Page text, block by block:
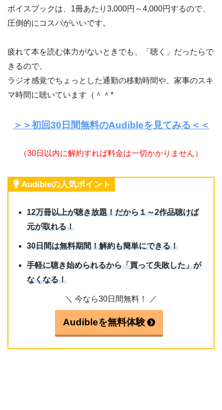
ボイスブックは、1冊あたり3,000円～4,000円するので、
圧倒的にコスパがいいです。
疲れて本を読む体力がないときでも、「聴く」だったらで
きるので、
ラジオ感覚でちょっとした通勤の移動時間や、家事のスキ
マ時間に聴いています（＾＾*
＞＞初回30日間無料のAudibleを見てみる＜＜
（30日以内に解約すれば料金は一切かかりません）
Audibleの人気ポイント
12万冊以上が聴き放題！だから１～2作品聴けば
元が取れる！
30日間は無料期間！解約も簡単にできる！
手軽に聴き始められるから「買って失敗した」が
なくなる！
＼ 今なら30日間無料！ ／
Audibleを無料体験